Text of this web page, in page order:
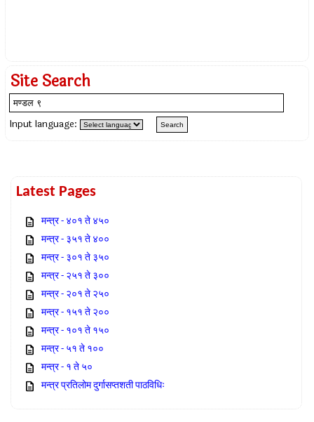
Site Search
Input language:
Latest Pages
मन्त्र - ४०१ ते ४५०
मन्त्र - ३५१ ते ४००
मन्त्र - ३०१ ते ३५०
मन्त्र - २५१ ते ३००
मन्त्र - २०१ ते २५०
मन्त्र - १५१ ते २००
मन्त्र - १०१ ते १५०
मन्त्र - ५१ ते १००
मन्त्र - १ ते ५०
मन्त्र प्रतिलोम दुर्गासप्तशती पाठविधिः